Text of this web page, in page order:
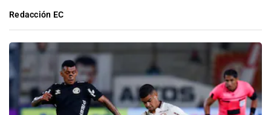
Redacción EC